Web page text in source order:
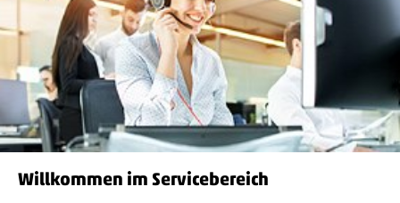
Willkommen im Servicebereich